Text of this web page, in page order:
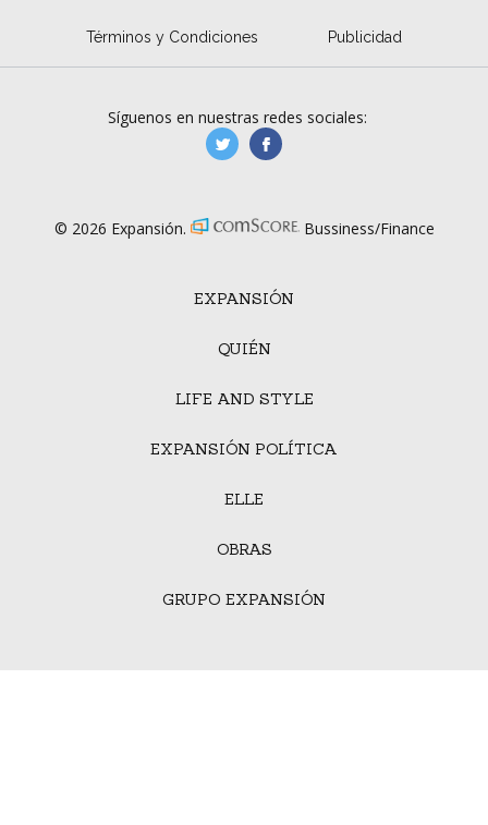
Términos y Condiciones Publicidad
EXPANSIÓN
QUIÉN
LIFE AND STYLE
EXPANSIÓN POLÍTICA
ELLE
OBRAS
GRUPO EXPANSIÓN
Síguenos en nuestras redes sociales:
manufacturaGE
© 2026 Expansión. Bussiness/Finance